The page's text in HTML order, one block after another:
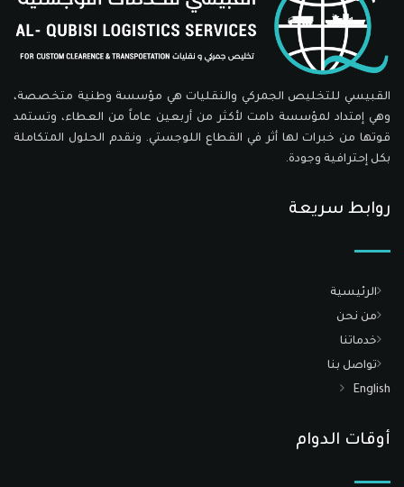
القبيسي للتخليص الجمركي والنقليات هي مؤسسة وطنية متخصصة،
وهي إمتداد لمؤسسة دامت لأكثر من أربعين عاماً من العطاء، وتستمد
قوتها من خبرات لها أثر في القطاع اللوجستي. ونقدم الحلول المتكاملة
بكل إحترافية وجودة.
روابط سريعة
الرئيسية
من نحن
خدماتنا
تواصل بنا
English
أوقات الدوام